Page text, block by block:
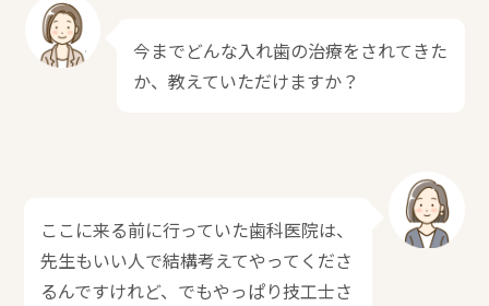
今までどんな入れ歯の治療をされてきた
か、教えていただけますか？
ここに来る前に行っていた歯科医院は、
先生もいい人で結構考えてやってくださ
るんですけれど、でもやっぱり技工士さ